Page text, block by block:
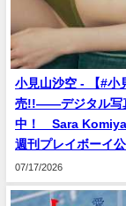
小見山沙空 - 【#小
売!!――デジタル写
中！ Sara
週刊プレイボーイ
07/17/2026